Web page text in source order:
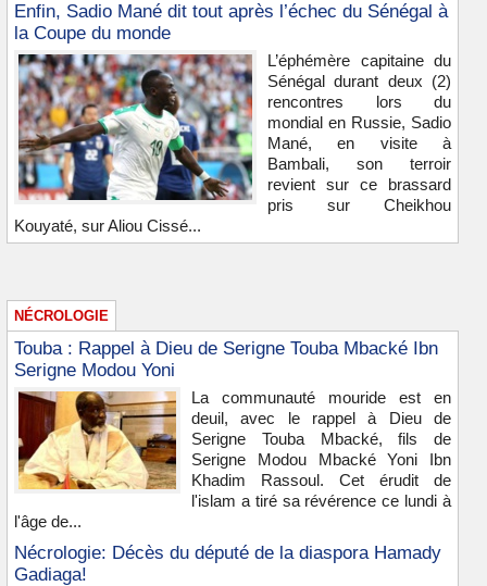
Enfin, Sadio Mané dit tout après l’échec du Sénégal à
la Coupe du monde
L’éphémère capitaine du
Sénégal durant deux (2)
rencontres lors du
mondial en Russie, Sadio
Mané, en visite à
Bambali, son terroir
revient sur ce brassard
pris sur Cheikhou
Kouyaté, sur Aliou Cissé...
NÉCROLOGIE
Touba : Rappel à Dieu de Serigne Touba Mbacké Ibn
Serigne Modou Yoni
La communauté mouride est en
deuil, avec le rappel à Dieu de
Serigne Touba Mbacké, fils de
Serigne Modou Mbacké Yoni Ibn
Khadim Rassoul. Cet érudit de
l'islam a tiré sa révérence ce lundi à
l'âge de...
Nécrologie: Décès du député de la diaspora Hamady
Gadiaga!